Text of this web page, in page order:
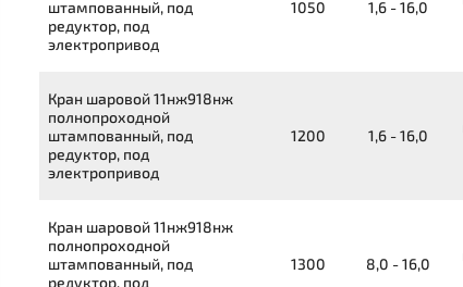
штампованный, под
редуктор, под
электропривод
1050 1,6 - 16,0
Кран шаровой11нж918нж
полнопроходной
штампованный, под
редуктор, под
электропривод
1200 1,6 - 16,0
Кран шаровой11нж918нж
полнопроходной
штампованный, под
редуктор, под
1300 8,0 - 16,0